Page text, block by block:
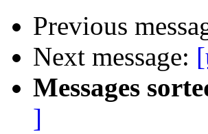
Previous
Next message:
Messages
]